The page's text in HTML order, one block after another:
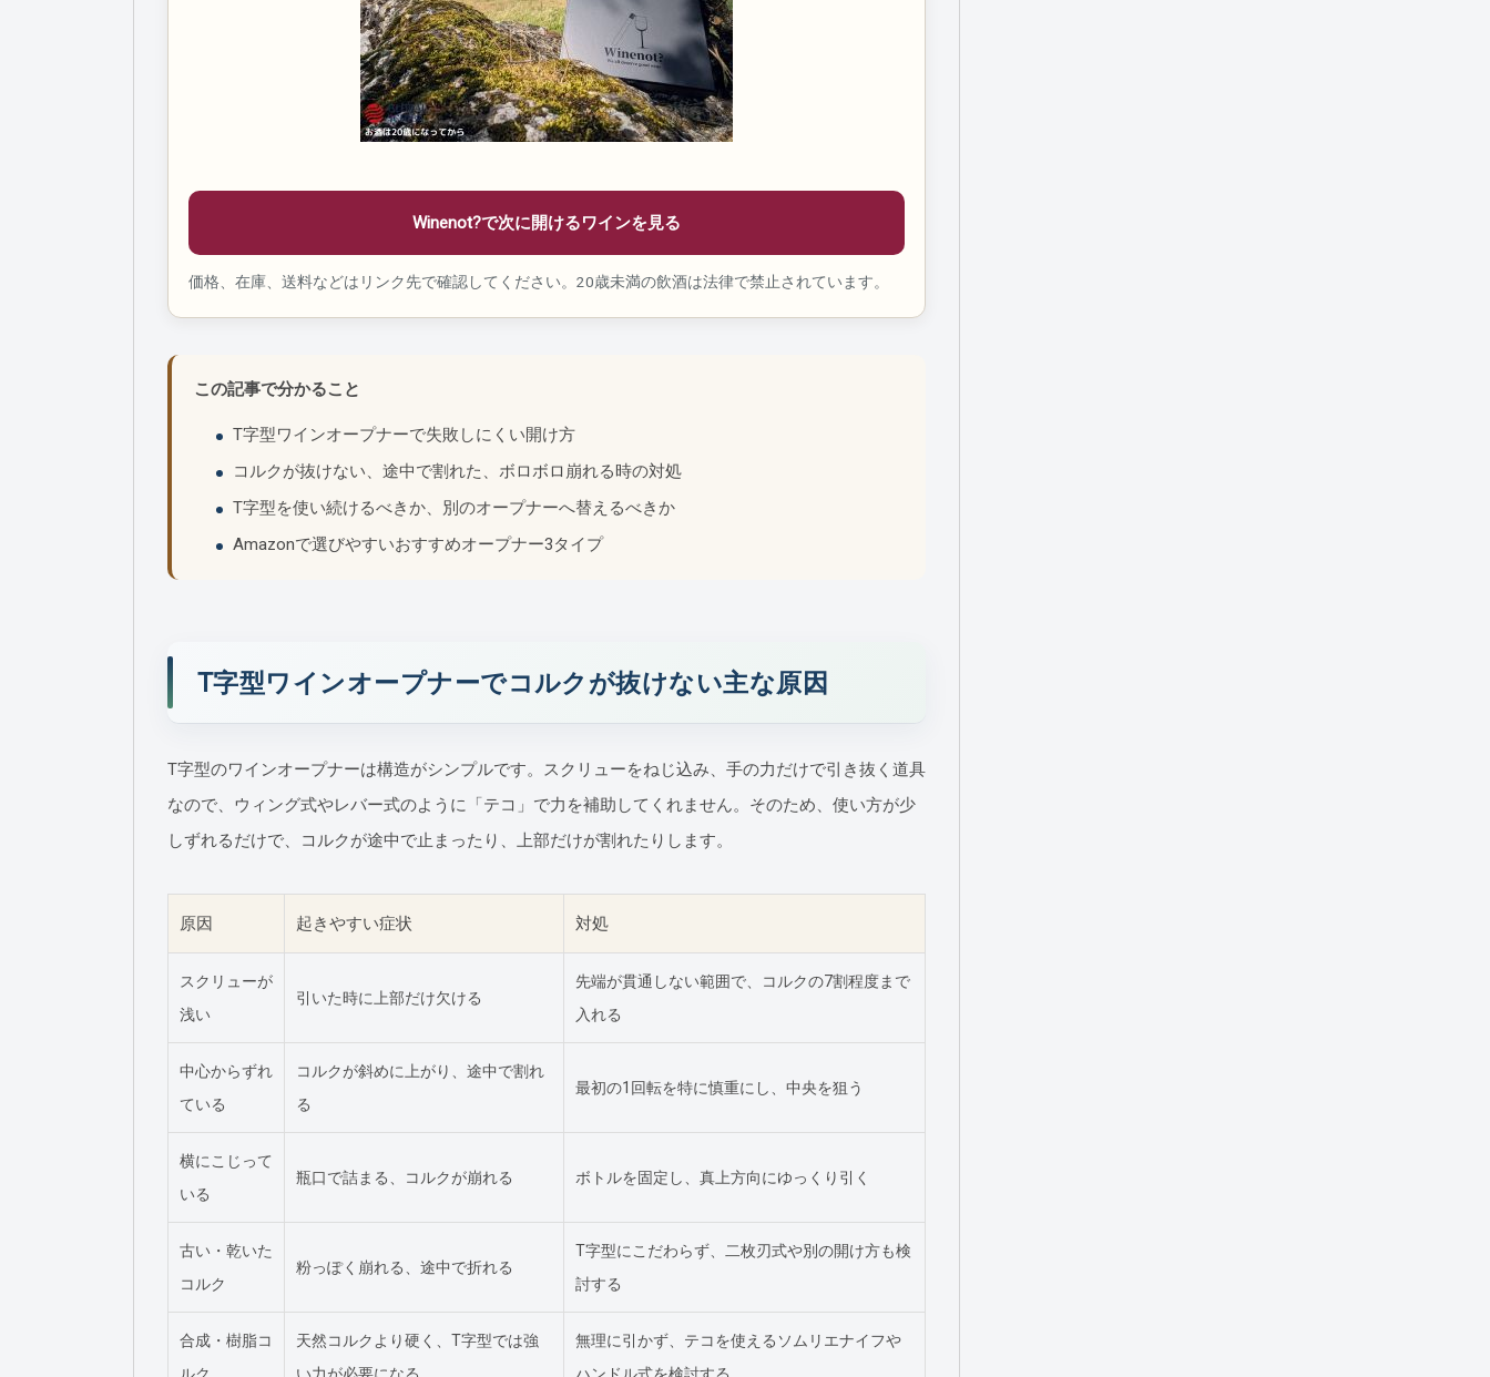
Winenot?で次に開けるワインを見る
価格、在庫、送料などはリンク先で確認してください。20歳未満の飲酒は法律で禁止されています。
この記事で分かること
T字型ワインオープナーで失敗しにくい開け方
コルクが抜けない、途中で割れた、ボロボロ崩れる時の対処
T字型を使い続けるべきか、別のオープナーへ替えるべきか
Amazonで選びやすいおすすめオープナー3タイプ
T字型ワインオープナーでコルクが抜けない主な原因
T字型のワインオープナーは構造がシンプルです。スクリューをねじ込み、手の力だけで引き抜く道具
なので、ウィング式やレバー式のように「テコ」で力を補助してくれません。そのため、使い方が少
しずれるだけで、コルクが途中で止まったり、上部だけが割れたりします。
原因 起きやすい症状 対処
スクリューが
浅い
引いた時に上部だけ欠ける
先端が貫通しない範囲で、コルクの7割程度まで
入れる
中心からずれ
ている
コルクが斜めに上がり、途中で割れ
る
最初の1回転を特に慎重にし、中央を狙う
横にこじって
いる
瓶口で詰まる、コルクが崩れる ボトルを固定し、真上方向にゆっくり引く
古い・乾いた
コルク
粉っぽく崩れる、途中で折れる
T字型にこだわらず、二枚刃式や別の開け方も検
討する
合成・樹脂コ
ルク
天然コルクより硬く、T字型では強
い力が必要になる
無理に引かず、テコを使えるソムリエナイフや
ハンドル式を検討する